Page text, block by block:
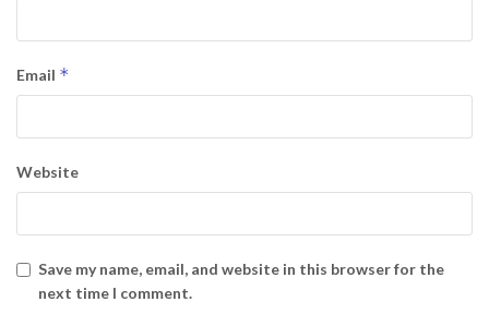
Email *
Website
Save my name, email, and website in this browser for the
next time I comment.